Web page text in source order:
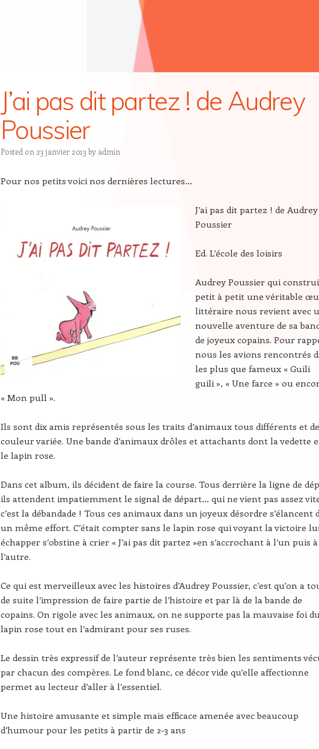
J’ai pas dit partez ! de Audrey
Poussier
Posted on 23 janvier 2013 by admin
Pour nos petits voici nos dernières lectures…
J’ai pas dit partez ! de Audrey
Poussier
Ed. L’école des loisirs
Audrey Poussier qui
petit à petit une véritable
littéraire nous revient avec
nouvelle aventure de sa
de joyeux copains. Pour
nous les avions rencontrés
les plus que fameux « Guili
guili », « Une farce » ou
« Mon pull ».
Ils sont dix amis représentés sous les traits d’animaux tous différents et de
couleur variée. Une bande d’animaux drôles et attachants dont la vedette
le lapin rose.
Dans cet album, ils décident de faire la course. Tous derrière la ligne de
ils attendent impatiemment le signal de départ… qui ne vient pas assez
c’est la débandade ! Tous ces animaux dans un joyeux désordre s’élancent
un même effort. C’était compter sans le lapin rose qui voyant la victoire
échapper s’obstine à crier « J’ai pas dit partez »en s’accrochant à l’un puis à
l’autre.
Ce qui est merveilleux avec les histoires d’Audrey Poussier, c’est qu’on a
de suite l’impression de faire partie de l’histoire et par là de la bande de
copains. On rigole avec les animaux, on ne supporte pas la mauvaise foi
lapin rose tout en l’admirant pour ses ruses.
Le dessin très expressif de l’auteur représente très bien les sentiments
par chacun des compères. Le fond blanc, ce décor vide qu’elle affectionne
permet au lecteur d’aller à l’essentiel.
Une histoire amusante et simple mais efficace amenée avec beaucoup
d’humour pour les petits à partir de 2-3 ans